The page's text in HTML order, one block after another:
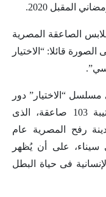
المقبل 2020.
الصاعقة المصرية
قائلا: “الاختيار
“الاختيار” دور
الشهيد أحمد صابر المنسي، قائد الكتيبة 103 صاعقة، الذى
رفح المصرية عام
سيناء، على أن يُظهر
فى حياة البطل